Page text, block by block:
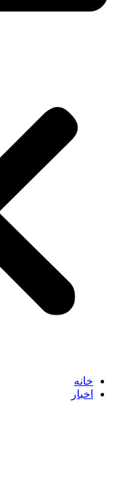
خانه
اخبار